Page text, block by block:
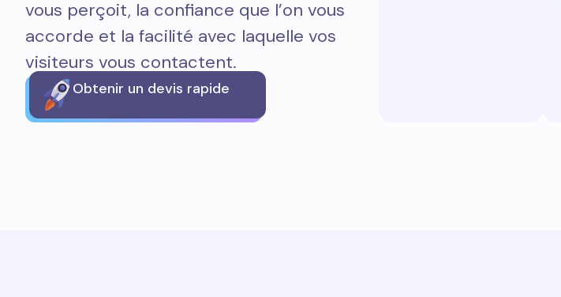
vous perçoit, la confiance que l’on vous
accorde et la facilité avec laquelle vos
visiteurs vous contactent.
Obtenir un devis rapide